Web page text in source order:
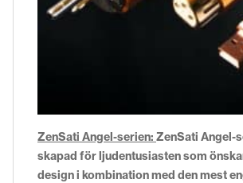
ZenSati Angel-serien: ZenSati Angel-
skapad för ljudentusiasten som
design i kombination med den mest